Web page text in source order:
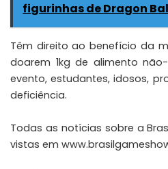
figurinhas de Dragon
Têm direito ao benefício da
doarem 1kg de alimento
evento, estudantes, idosos,
deficiência.
Todas as notícias sobre a
vistas em